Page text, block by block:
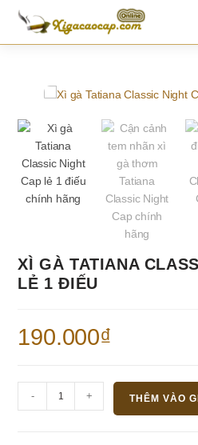
Skip
content
XÌ GÀ TATIANA
LẺ 1 ĐIẾU
190.000₫
Gà
- + THÊM VÀO